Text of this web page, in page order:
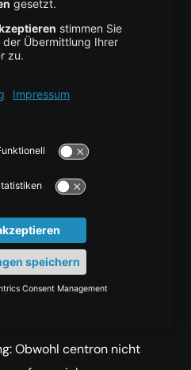
API und CLI, die die
Ressourcen
Entwicklern
Cloud-Infrastruktur zu
hinaus verfügt
und Community-
nicht nur
sie centron-Produkte
auch ihre
Fähigkeiten
Obwohl centron nicht